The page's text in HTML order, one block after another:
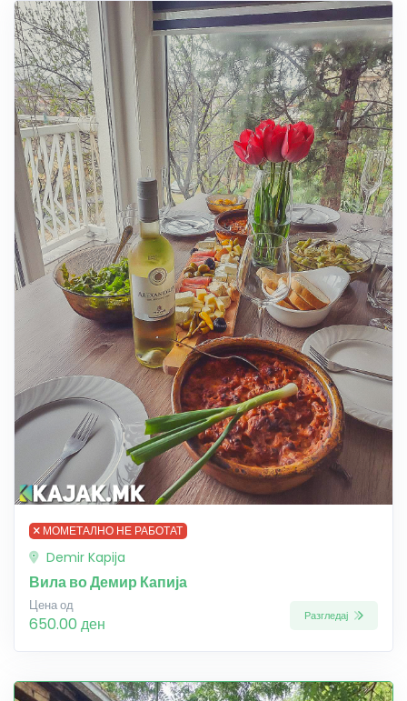
МОМЕТАЛНО НЕ РАБОТАТ
Demir Kapija
Вила во Демир Капија
Цена од
650.00 ден Разгледај